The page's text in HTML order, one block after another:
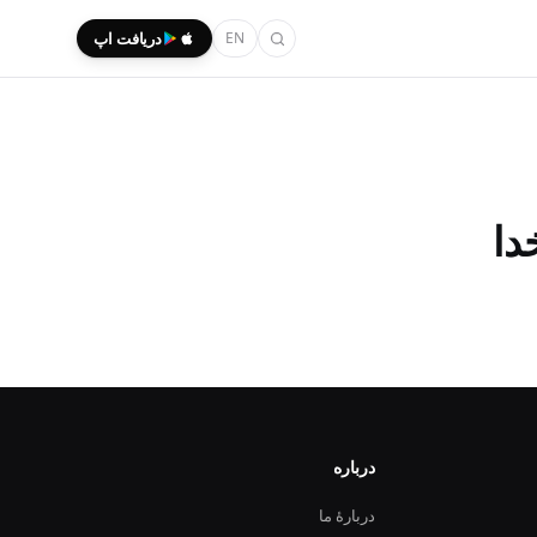
EN دریافت اپ
درباره
دربارهٔ ما